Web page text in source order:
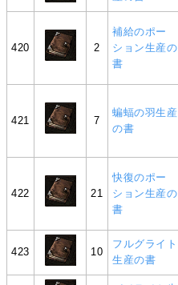
420 2
補給のポー
ション生産の
書
421 7
蝙蝠の羽生産
の書
422 21
快復のポー
ション生産の
書
423 10
フルグライト
生産の書